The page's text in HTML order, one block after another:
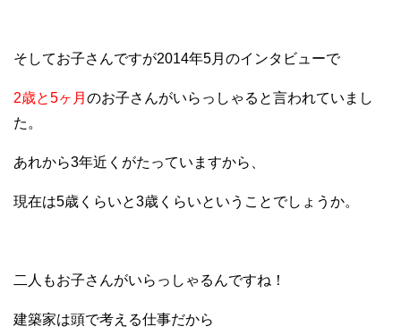
そしてお子さんですが2014年5月のインタビューで
2歳と5ヶ月 のお子さんがいらっしゃると言われていまし
た。
あれから3年近くがたっていますから、
現在は5歳くらいと3歳くらいということでしょうか。
二人もお子さんがいらっしゃるんですね！
建築家は頭で考える仕事だから